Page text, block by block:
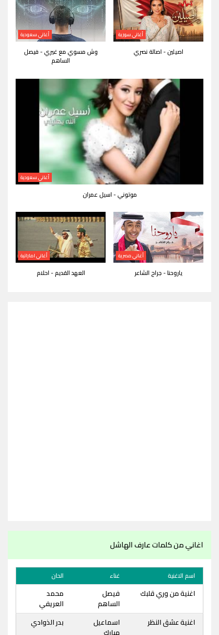
أغاني سورية
اصيلين - اصالة نصري
أغاني سعودية
وش مسوي مع غيري - فيصل
الساهم
أغاني سعودية
موتوني - اسيل عمران
أغاني مصرية
ياروحنا - جراح الشاعر
أغاني اماراتية
العهد القديم - احلام
اغاني من كلمات عارف الهاشل
اسم الاغنية غناء الحان
اغنية من وري قلبك
فيصل
الساهم
محمد
العريفي
اغنية عشق النظر
اسماعيل
بدر الذوادي